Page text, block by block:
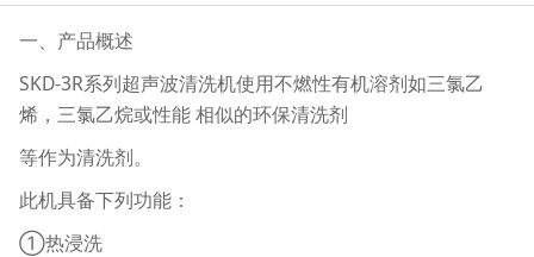
一、产品概述
SKD-3R系列超声波清洗机使用不燃性有机溶剂如三氯乙
烯，三氯乙烷或性能 相似的环保清洗剂
等作为清洗剂。
此机具备下列功能：
①热浸洗